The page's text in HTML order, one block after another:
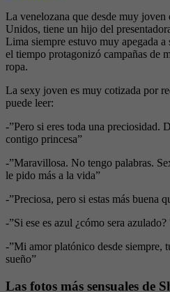
La venelozana que desde muy
Unidos, tiene un hijo del
Lima siempre estuvo muy apegada
el tiempo protagonizó campañas de
ropa.
La sexy joven es muy cotizada por
puede leer:
-”Pero si eres toda una preciosidad.
contigo princesa”
-”Maravillosa. No tengo palabras.
le pido más a la vida”
-”Preciosa, pero si estas más buena
-”Si ese es azul ¿cómo sera azulado?
-”Mi amor platónico desde siempre,
sueño”
Las fotos más sensuales de